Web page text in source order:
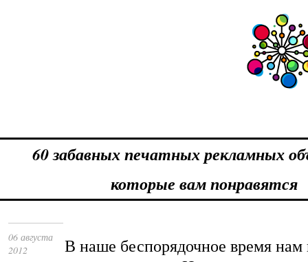
60 забавных печатных рекламных
которые вам понравятся
06 августа
2012
В наше беспорядочное время нам